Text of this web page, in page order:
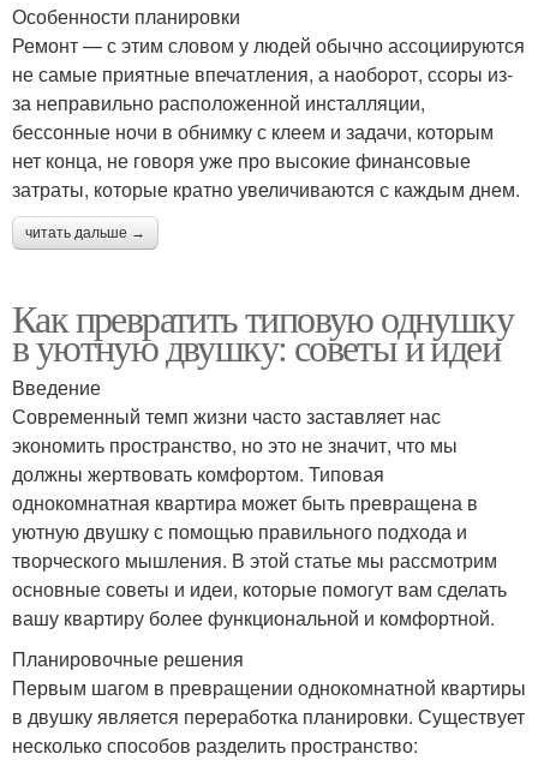
Особенности планировки
Ремонт — с этим словом у людей обычно ассоциируются
не самые приятные впечатления, а наоборот, ссоры из-
за неправильно расположенной инсталляции,
бессонные ночи в обнимку с клеем и задачи, которым
нет конца, не говоря уже про высокие финансовые
затраты, которые кратно увеличиваются с каждым днем.
читать дальше →
Как превратить типовую однушку
в уютную двушку: советы и идеи
Введение
Современный темп жизни часто заставляет нас
экономить пространство, но это не значит, что мы
должны жертвовать комфортом. Типовая
однокомнатная квартира может быть превращена в
уютную двушку с помощью правильного подхода и
творческого мышления. В этой статье мы рассмотрим
основные советы и идеи, которые помогут вам сделать
вашу квартиру более функциональной и комфортной.
Планировочные решения
Первым шагом в превращении однокомнатной квартиры
в двушку является переработка планировки. Существует
несколько способов разделить пространство: